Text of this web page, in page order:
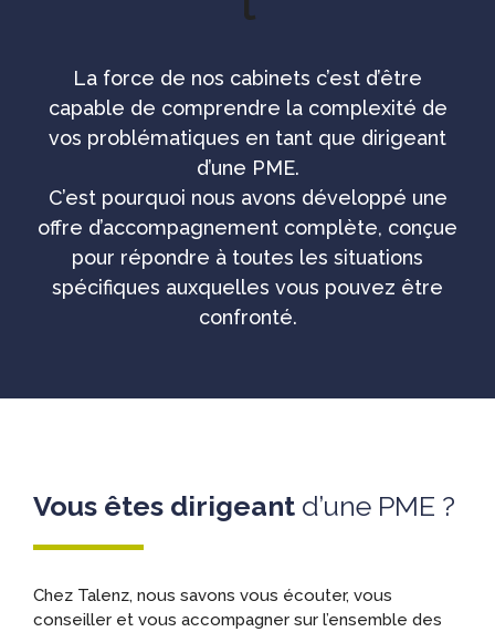
La force de nos cabinets c’est d’être
capable de comprendre la complexité de
vos problématiques en tant que dirigeant
d’une PME.
C’est pourquoi nous avons développé une
offre d’accompagnement complète, conçue
pour répondre à toutes les situations
spécifiques auxquelles vous pouvez être
confronté.
Vous êtes dirigeant d’une PME ?
Chez Talenz, nous savons vous écouter, vous
conseiller et vous accompagner sur l’ensemble des